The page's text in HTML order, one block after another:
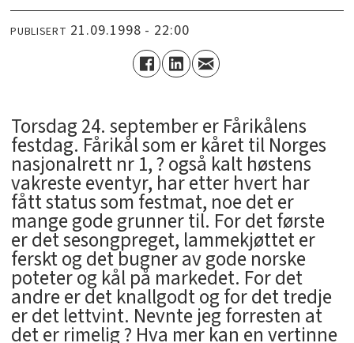
PUBLISERT 21.09.1998 - 22:00
Torsdag 24. september er Fårikålens
festdag. Fårikål som er kåret til Norges
nasjonalrett nr 1, ? også kalt høstens
vakreste eventyr, har etter hvert har
fått status som festmat, noe det er
mange gode grunner til. For det første
er det sesongpreget, lammekjøttet er
ferskt og det bugner av gode norske
poteter og kål på markedet. For det
andre er det knallgodt og for det tredje
er det lettvint. Nevnte jeg forresten at
det er rimelig ? Hva mer kan en vertinne